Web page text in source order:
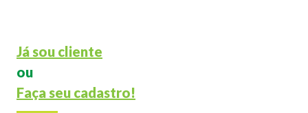
Já sou cliente
ou
Faça seu cadastro!